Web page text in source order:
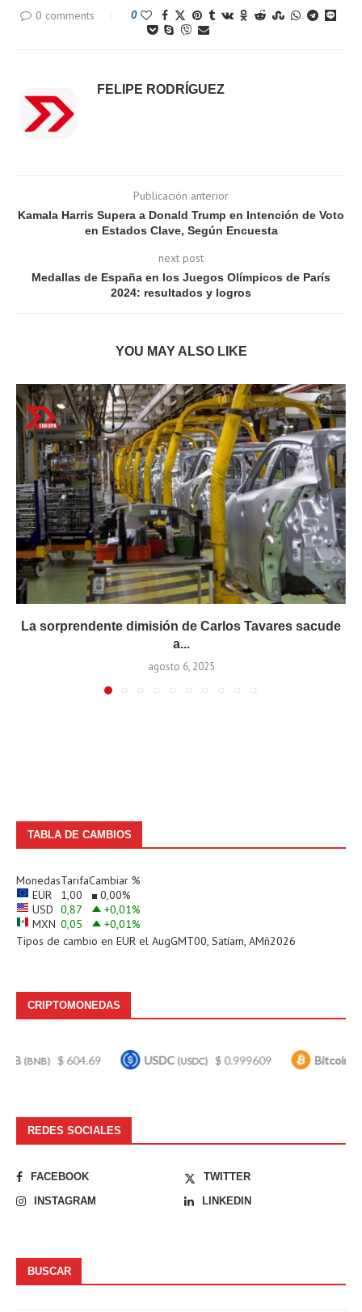
0 comments 0
FELIPE RODRÍGUEZ
Publicación anterior
Kamala Harris Supera a Donald Trump en Intención de Voto
en Estados Clave, Según Encuesta
next post
Medallas de España en los Juegos Olímpicos de París
2024: resultados y logros
YOU MAY ALSO LIKE
La sorprendente dimisión de Carlos Tavares sacude
a...
agosto 6, 2025
TABLA DE CAMBIOS
MonedasTarifaCambiar %
EUR
1,00 0,00%
USD 0,87 +0,01%
MXN 0,05 +0,01%
Tipos de cambio en EUR el AugGMT00, Satíam, AMñ2026
CRIPTOMONEDAS
$ 604.69 USDC(USDC) $ 0.999609 Bitcoin(BTC) $
REDES SOCIALES
FACEBOOK
TWITTER
INSTAGRAM
LINKEDIN
BUSCAR